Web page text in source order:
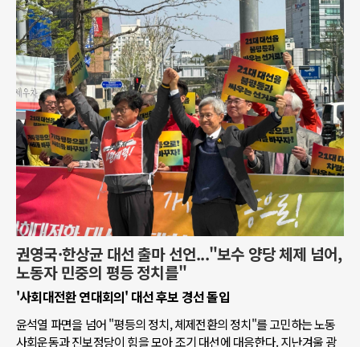
권영국·한상균 대선 출마 선언..."보수 양당 체제 넘어,
노동자 민중의 평등 정치를"
'사회대전환 연대회의' 대선 후보 경선 돌입
윤석열 파면을 넘어 "평등의 정치, 체제전환의 정치"를 고민하는 노동
사회운동과 진보정당이 힘을 모아 조기 대선에 대응한다. 지난겨울 광